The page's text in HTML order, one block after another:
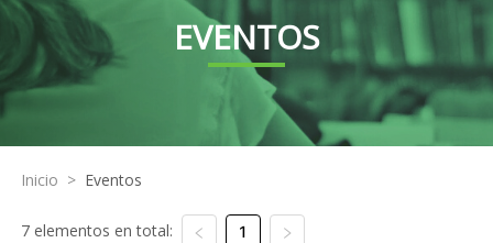
EVENTOS
Inicio > Eventos
7 elementos en total: 1